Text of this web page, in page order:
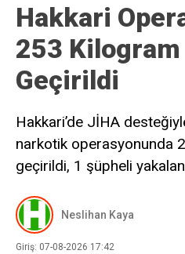
Hakkari
253 Kilogram
Geçirildi
Hakkari’de JİHA
narkotik operasyonunda
geçirildi, 1 şüpheli
Neslihan Kaya
Giriş: 07-08-2026 17:42